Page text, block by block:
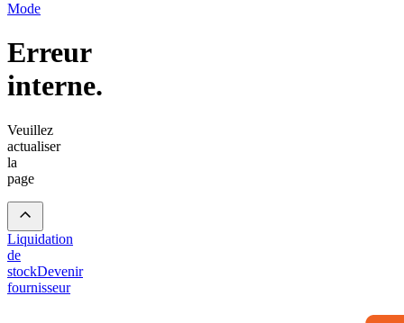
Mode
Erreur
interne.
Veuillez
actualiser
la
page
Liquidation
de
stockDevenir
fournisseur